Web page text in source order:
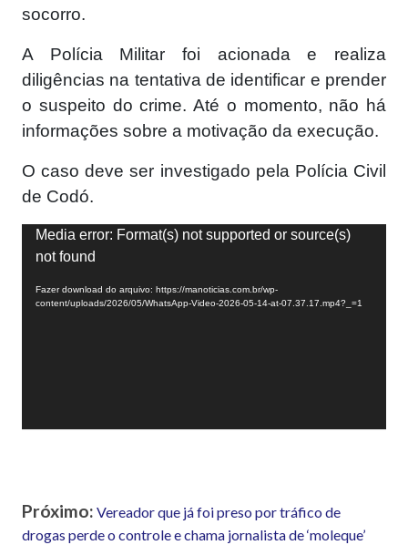
socorro.
A Polícia Militar foi acionada e realiza
diligências na tentativa de identificar e prender
o suspeito do crime. Até o momento, não há
informações sobre a motivação da execução.
O caso deve ser investigado pela Polícia Civil
de Codó.
Tocador
Media error: Format(s) not supported or source(s)
not found
Fazer download do arquivo: https://manoticias.com.br/wp-
content/uploads/2026/05/WhatsApp-Video-2026-05-14-at-07.37.17.mp4?_=1
Próximo: Vereador que já foi preso por tráfico de
drogas perde o controle e chama jornalista de ‘moleque’